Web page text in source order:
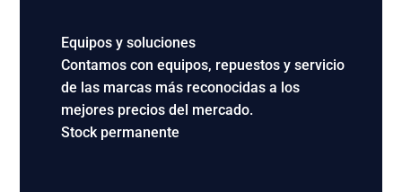
Equipos y soluciones
Contamos con equipos, repuestos y servicio
de las marcas más reconocidas a los
mejores precios del mercado.
Stock permanente